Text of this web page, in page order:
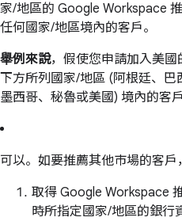
家/地區的 Google Workspace
任何國家/地區境內的客戶。
舉例來說，假使您申請加入美國
下方所列國家/地區 (阿根廷、巴
墨西哥、秘魯或美國) 境內的客戶
可以。如要推薦其他市場的客戶
取得 Google Workspace
時所指定國家/地區的銀行